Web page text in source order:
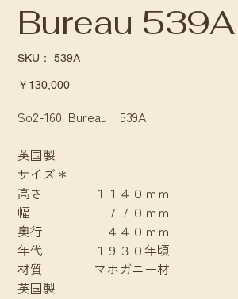
Bureau 539A
SKU：
SKU：
539A
価
￥130,000
So2-160 Bureau 539A
英国製
サイズ＊
高さ １１４０ｍｍ
幅 ７７０ｍｍ
奥行 ４４０ｍｍ
年代 １９３０年頃
材質 マホガニー材
英国製